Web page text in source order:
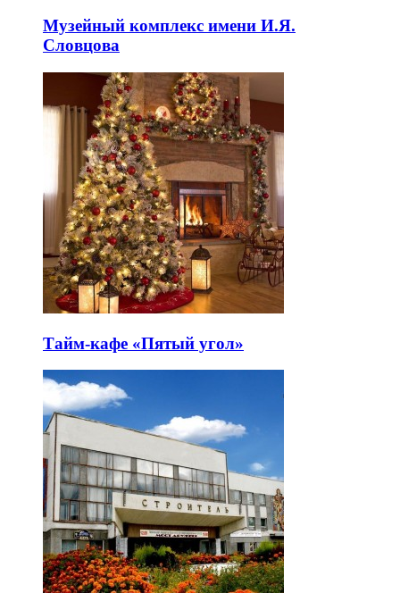
Музейный комплекс имени И.Я.
Словцова
Тайм-кафе «Пятый угол»